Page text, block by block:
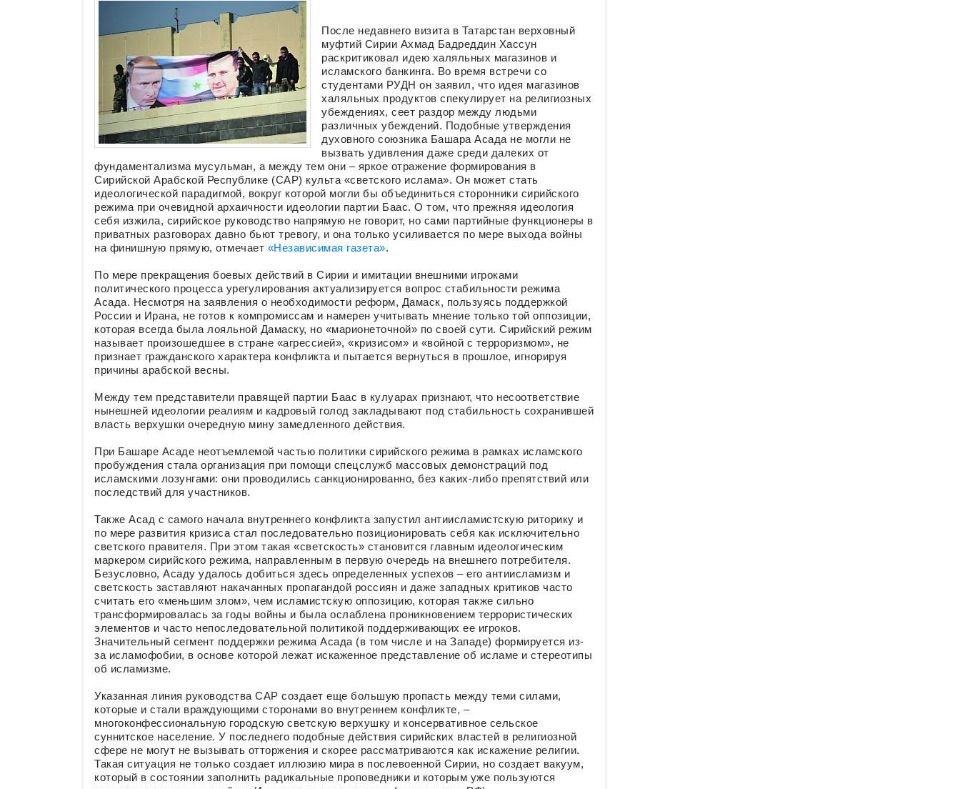
После недавнего визита в Татарстан верховный
муфтий Сирии Ахмад Бадреддин Хассун
раскритиковал идею халяльных магазинов и
исламского банкинга. Во время встречи со
студентами РУДН он заявил, что идея магазинов
халяльных продуктов спекулирует на религиозных
убеждениях, сеет раздор между людьми
различных убеждений. Подобные утверждения
духовного союзника Башара Асада не могли не
вызвать удивления даже среди далеких от
фундаментализма мусульман, а между тем они – яркое отражение формирования в
Сирийской Арабской Республике (САР) культа «светского ислама». Он может стать
идеологической парадигмой, вокруг которой могли бы объединиться сторонники сирийского
режима при очевидной архаичности идеологии партии Баас. О том, что прежняя идеология
себя изжила, сирийское руководство напрямую не говорит, но сами партийные функционеры в
приватных разговорах давно бьют тревогу, и она только усиливается по мере выхода войны
на финишную прямую, отмечает «Независимая газета».
По мере прекращения боевых действий в Сирии и имитации внешними игроками
политического процесса урегулирования актуализируется вопрос стабильности режима
Асада. Несмотря на заявления о необходимости реформ, Дамаск, пользуясь поддержкой
России и Ирана, не готов к компромиссам и намерен учитывать мнение только той оппозиции,
которая всегда была лояльной Дамаску, но «марионеточной» по своей сути. Сирийский режим
называет произошедшее в стране «агрессией», «кризисом» и «войной с терроризмом», не
признает гражданского характера конфликта и пытается вернуться в прошлое, игнорируя
причины арабской весны.
Между тем представители правящей партии Баас в кулуарах признают, что несоответствие
нынешней идеологии реалиям и кадровый голод закладывают под стабильность сохранившей
власть верхушки очередную мину замедленного действия.
При Башаре Асаде неотъемлемой частью политики сирийского режима в рамках исламского
пробуждения стала организация при помощи спецслужб массовых демонстраций под
исламскими лозунгами: они проводились санкционированно, без каких-либо препятствий или
последствий для участников.
Также Асад с самого начала внутреннего конфликта запустил антиисламистскую риторику и
по мере развития кризиса стал последовательно позиционировать себя как исключительно
светского правителя. При этом такая «светскость» становится главным идеологическим
маркером сирийского режима, направленным в первую очередь на внешнего потребителя.
Безусловно, Асаду удалось добиться здесь определенных успехов – его антиисламизм и
светскость заставляют накачанных пропагандой россиян и даже западных критиков часто
считать его «меньшим злом», чем исламистскую оппозицию, которая также сильно
трансформировалась за годы войны и была ослаблена проникновением террористических
элементов и часто непоследовательной политикой поддерживающих ее игроков.
Значительный сегмент поддержки режима Асада (в том числе и на Западе) формируется из-
за исламофобии, в основе которой лежат искаженное представление об исламе и стереотипы
об исламизме.
Указанная линия руководства САР создает еще большую пропасть между теми силами,
которые и стали враждующими сторонами во внутреннем конфликте, –
многоконфессиональную городскую светскую верхушку и консервативное сельское
суннитское население. У последнего подобные действия сирийских властей в религиозной
сфере не могут не вызывать отторжения и скорее рассматриваются как искажение религии.
Такая ситуация не только создает иллюзию мира в послевоенной Сирии, но создает вакуум,
который в состоянии заполнить радикальные проповедники и которым уже пользуются